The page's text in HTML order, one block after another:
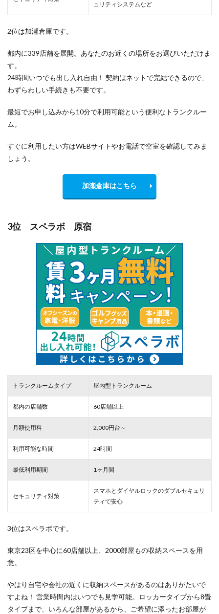
ュリティシステムなど
2位は加瀬倉庫です。
都内に339店舗を展開。あなたのお近くの場所をお選びいただけま
す。
24時間いつでも出し入れ自由！ 契約はネットで完結できるので、
わずらわしい手続きも不要です。
最短でお申し込みから10分で利用可能という便利なトランクルー
ム。
すぐに利用したい方はWEBサイトやお電話で空室を確認してみま
しょう。
加瀬倉庫はこちら
3位 スペラボ 原宿
トランクルームタイプ 屋内型トランクルーム
都内の店舗数 60店舗以上
月額使用料 2,000円台～
利用可能な時間 24時間
最低利用期間 1ヶ月間
セキュリティ対策
スマホとダイヤルロックのダブルセキュリ
ティで安心
3位はスペラボです。
東京23区を中心に60店舗以上、2000部屋もの収納スペースを用
意。
やはり自宅や会社の近くに収納スペースがあるのはありがたいで
すよね！ 営業時間内はいつでも見学可能。ロッカータイプから8畳
タイプまで、いろんな部屋があるから、ご希望に添ったお部屋が